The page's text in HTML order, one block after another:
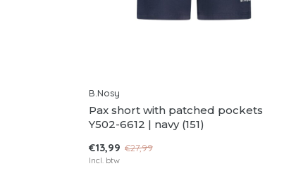
B.Nosy
Pax short with patched pockets
Y502-6612 | navy (151)
€13,99 €27,99
Incl. btw